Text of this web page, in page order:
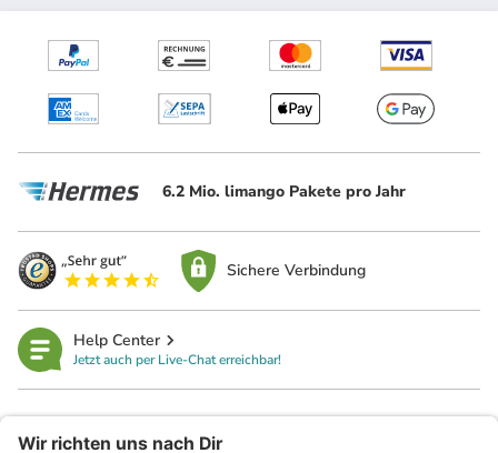
6.2 Mio. limango Pakete pro Jahr
Sichere Verbindung
Help Center
Jetzt auch per Live-Chat erreichbar!